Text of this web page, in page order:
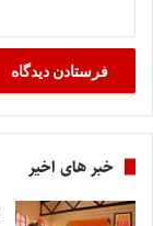
خبر های اخیر